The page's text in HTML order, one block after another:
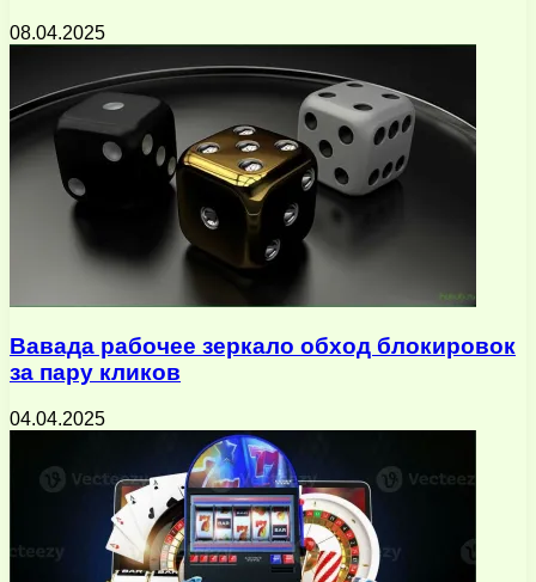
08.04.2025
Вавада рабочее зеркало обход блокировок
за пару кликов
04.04.2025